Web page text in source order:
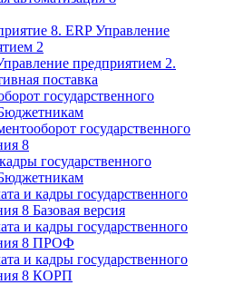
8. ERP Управление
2
предприятием 2.
поставка
государственного
государственного
8
государственного
и кадры государственного
8 Базовая версия
и кадры государственного
8 ПРОФ
и кадры государственного
8 КОРП